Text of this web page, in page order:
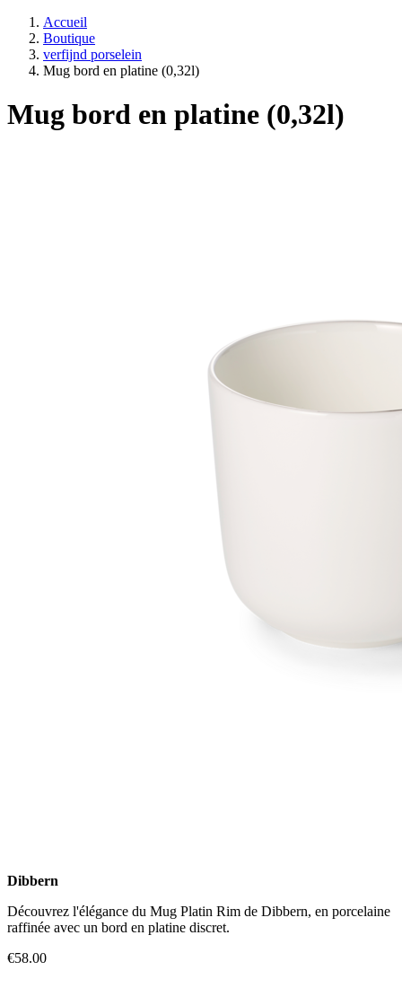
Accueil
Boutique
verfijnd porselein
Mug bord en platine (0,32l)
Mug bord en platine (0,32l)
Dibbern
Découvrez l'élégance du Mug Platin Rim de Dibbern, en porcelaine
raffinée avec un bord en platine discret.
€58.00